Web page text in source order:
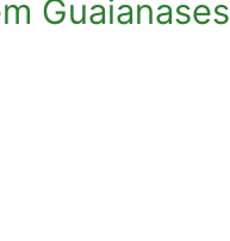
Guaianases